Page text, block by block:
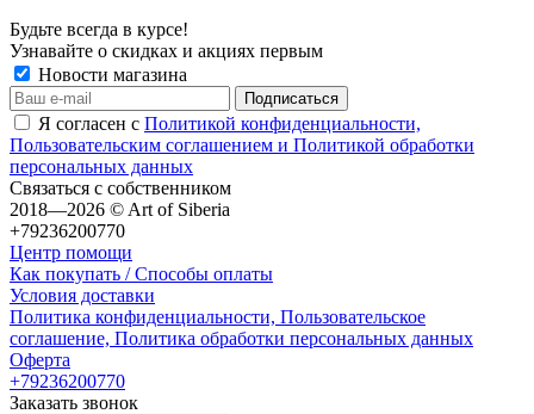
Будьте всегда в курсе!
Узнавайте о скидках и акциях первым
Новости магазина
Я согласен с Политикой конфиденциальности,
Пользовательским соглашением и Политикой обработки
персональных данных
Связаться с собственником
2018—2026 © Art of Siberia
+79236200770
Центр помощи
Как покупать / Способы оплаты
Условия доставки
Политика конфиденциальности, Пользовательское
соглашение, Политика обработки персональных данных
Оферта
+79236200770
Заказать звонок